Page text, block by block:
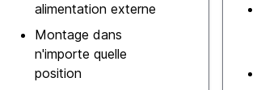
alimentation externe
Montage dans
n'importe quelle
position